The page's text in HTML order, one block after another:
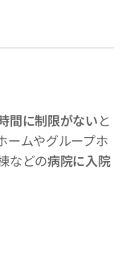
間に制限がないと
ームやグループホ
などの病院に入院